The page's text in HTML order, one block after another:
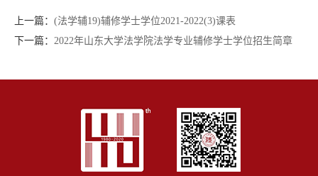
上一篇： (法学辅19)辅修学士学位2021-2022(3)课表
下一篇： 2022年山东大学法学院法学专业辅修学士学位招生简章